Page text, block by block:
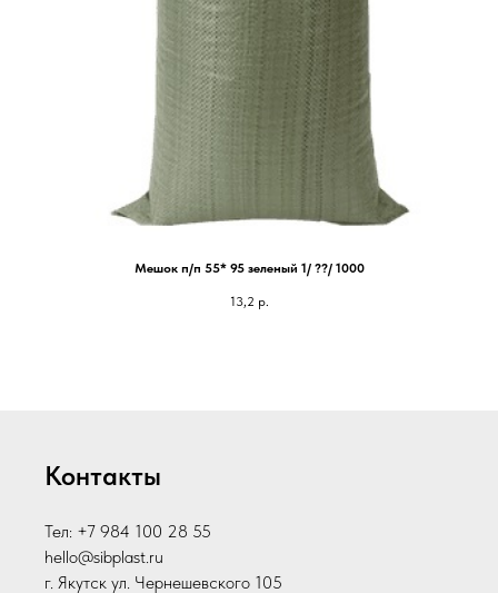
Мешок п/п 55* 95 зеленый 1/ ??/ 1000
13,2 р.
Контакты
Тел: +7 984 100 28 55
hello@sibplast.ru
г. Якутск ул. Чернешевского 105